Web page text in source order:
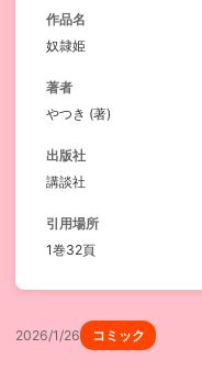
作品名
奴隷姫
著者
やつき (著)
出版社
講談社
引用場所
1巻32頁
2026/1/26 コミック